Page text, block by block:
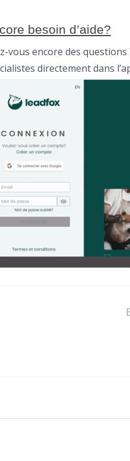
besoin d’aide?
vous encore des
directement dans